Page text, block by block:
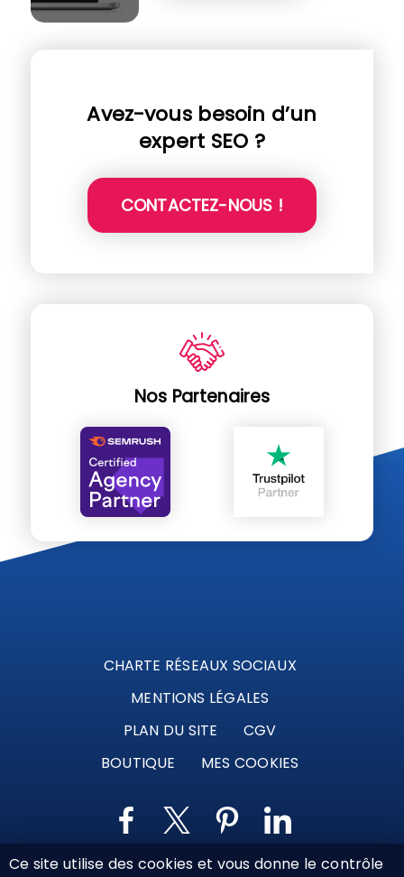
Avez-vous besoin d’un
expert SEO ?
CONTACTEZ-NOUS !
Nos Partenaires
CHARTE RÉSEAUX SOCIAUX
MENTIONS LÉGALES
PLAN DU SITE
CGV
BOUTIQUE
MES COOKIES
Ce site utilise des cookies et vous donne le contrôle